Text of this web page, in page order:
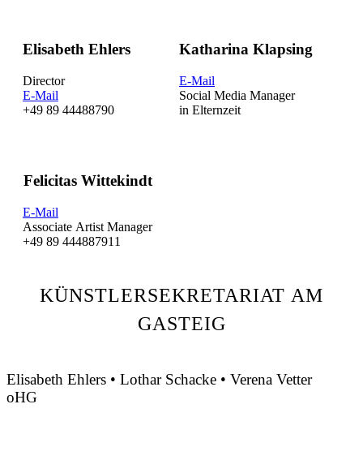
Elisabeth Ehlers
Director
E-Mail
+49 89 44488790
Katharina Klapsing
E-Mail
Social Media Manager
in Elternzeit
Felicitas Wittekindt
E-Mail
Associate Artist Manager
+49 89 444887911
KÜNSTLERSEKRETARIAT AM
GASTEIG
Elisabeth Ehlers • Lothar Schacke • Verena Vetter
oHG